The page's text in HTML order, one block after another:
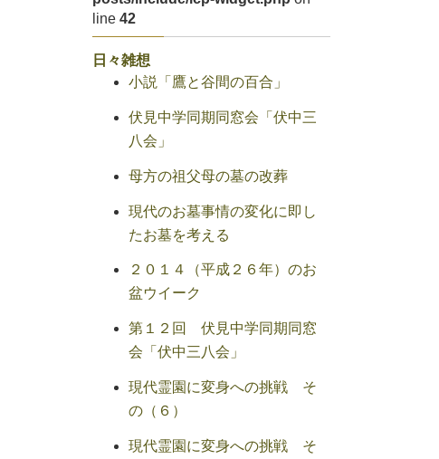
line 42
日々雑想
小説「鷹と谷間の百合」
伏見中学同期同窓会「伏中三
八会」
母方の祖父母の墓の改葬
現代のお墓事情の変化に即し
たお墓を考える
２０１４（平成２６年）のお
盆ウイーク
第１２回 伏見中学同期同窓
会「伏中三八会」
現代霊園に変身への挑戦 そ
の（６）
現代霊園に変身への挑戦 そ